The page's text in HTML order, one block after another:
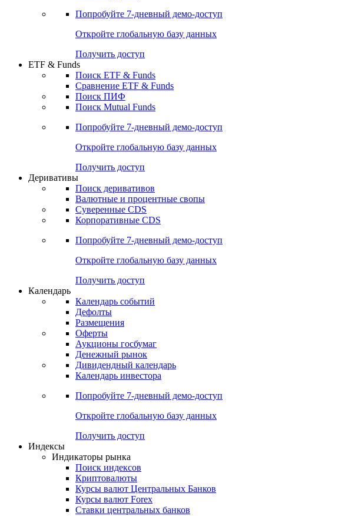
Попробуйте 7-дневный демо-доступ
Откройте глобальную базу данных
Получить доступ
ETF & Funds
Поиск ETF & Funds
Сравнение ETF & Funds
Поиск ПИФ
Поиск Mutual Funds
Попробуйте 7-дневный демо-доступ
Откройте глобальную базу данных
Получить доступ
Деривативы
Поиск деривативов
Валютные и процентные свопы
Суверенные CDS
Корпоративные CDS
Попробуйте 7-дневный демо-доступ
Откройте глобальную базу данных
Получить доступ
Календарь
Календарь событий
Дефолты
Размещения
Оферты
Аукционы госбумаг
Денежный рынок
Дивидендный календарь
Календарь инвестора
Попробуйте 7-дневный демо-доступ
Откройте глобальную базу данных
Получить доступ
Индексы
Индикаторы рынка
Поиск индексов
Криптовалюты
Курсы валют Центральных Банков
Курсы валют Forex
Ставки центральных банков